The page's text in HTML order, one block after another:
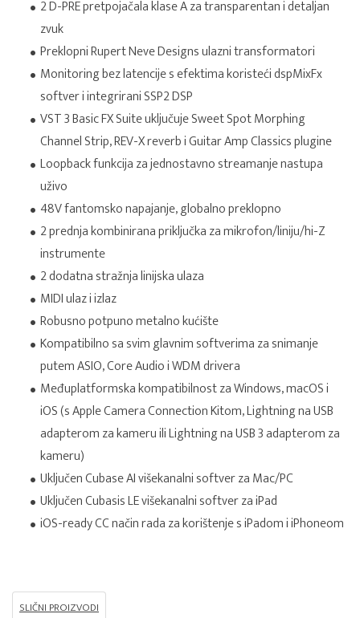
2 D-PRE pretpojačala klase A za transparentan i detaljan
zvuk
Preklopni Rupert Neve Designs ulazni transformatori
Monitoring bez latencije s efektima koristeći dspMixFx
softver i integrirani SSP2 DSP
VST 3 Basic FX Suite uključuje Sweet Spot Morphing
Channel Strip, REV-X reverb i Guitar Amp Classics plugine
Loopback funkcija za jednostavno streamanje nastupa
uživo
48V fantomsko napajanje, globalno preklopno
2 prednja kombinirana priključka za mikrofon/liniju/hi-Z
instrumente
2 dodatna stražnja linijska ulaza
MIDI ulaz i izlaz
Robusno potpuno metalno kućište
Kompatibilno sa svim glavnim softverima za snimanje
putem ASIO, Core Audio i WDM drivera
Međuplatformska kompatibilnost za Windows, macOS i
iOS (s Apple Camera Connection Kitom, Lightning na USB
adapterom za kameru ili Lightning na USB 3 adapterom za
kameru)
Uključen Cubase AI višekanalni softver za Mac/PC
Uključen Cubasis LE višekanalni softver za iPad
iOS-ready CC način rada za korištenje s iPadom i iPhoneom
SLIČNI PROIZVODI